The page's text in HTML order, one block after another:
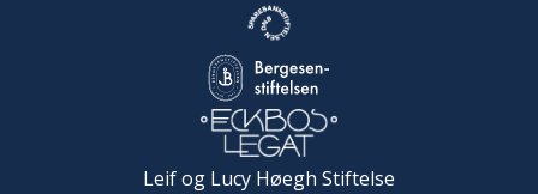
Leif og Lucy Høegh Stiftelse